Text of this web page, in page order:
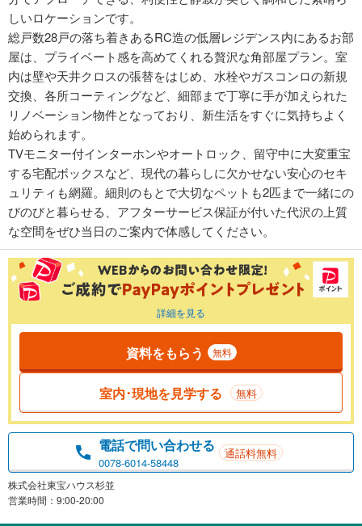
しいロケーションです。
総戸数28戸の落ち着きあるRC造の低層レジデンス内にあるお部
屋は、プライベート感を高めてくれる贅沢な角部屋プラン。室
内は壁や天井クロスの張替をはじめ、水栓やガスコンロの新規
交換、各所コーティングなど、細部まで丁寧に手が加えられた
リノベーション物件となっており、新生活をすぐに気持ちよく
始められます。
TVモニター付インターホンやオートロック、留守中に大変重宝
する宅配ボックスなど、現代の暮らしに欠かせない安心のセキ
ュリティも網羅。細則のもとで大切なペットも2匹まで一緒にの
びのびと暮らせる、アフターサービス保証が付いた代沢の上質
な空間をぜひ当日のご案内で体感してください。
詳細を見る
資料をもらう 無料
室内･現地を見学する 無料
電話で問い合わせる
0078-6014-58448
通話料無料
株式会社東宝ハウス杉並
営業時間：9:00-20:00